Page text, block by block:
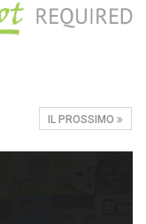
IL PROSSIMO